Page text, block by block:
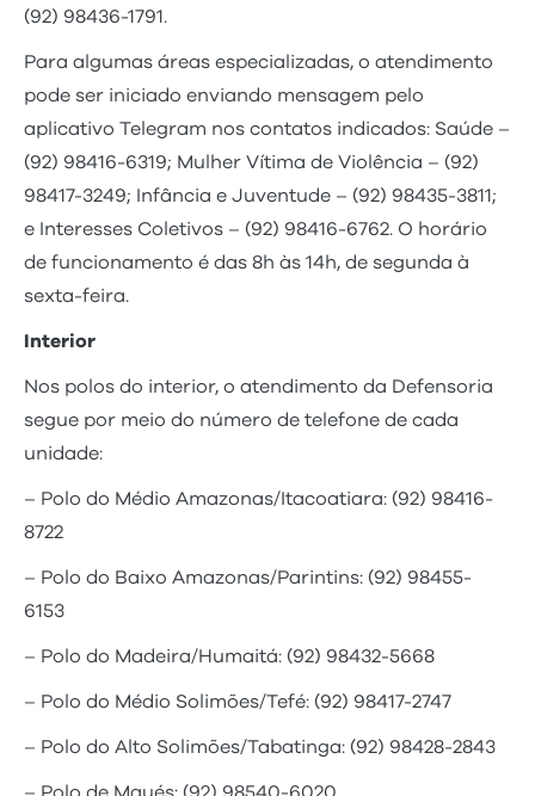
(92) 98436-1791.
Para algumas áreas especializadas, o atendimento
pode ser iniciado enviando mensagem pelo
aplicativo Telegram nos contatos indicados: Saúde –
(92) 98416-6319; Mulher Vítima de Violência – (92)
98417-3249; Infância e Juventude – (92) 98435-3811;
e Interesses Coletivos – (92) 98416-6762. O horário
de funcionamento é das 8h às 14h, de segunda à
sexta-feira.
Interior
Nos polos do interior, o atendimento da Defensoria
segue por meio do número de telefone de cada
unidade:
– Polo do Médio Amazonas/Itacoatiara: (92) 98416-
8722
– Polo do Baixo Amazonas/Parintins: (92) 98455-
6153
– Polo do Madeira/Humaitá: (92) 98432-5668
– Polo do Médio Solimões/Tefé: (92) 98417-2747
– Polo do Alto Solimões/Tabatinga: (92) 98428-2843